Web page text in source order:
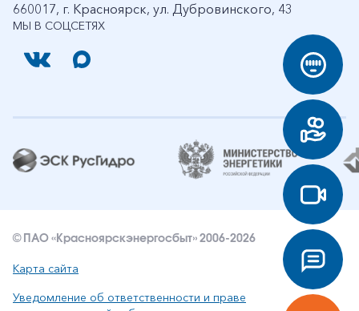
МЫ В СОЦСЕТЯХ
660017, г. Красноярск, ул. Дубровинского, 43
© ПАО «Красноярскэнергосбыт» 2006-2026
Карта сайта
Уведомление об ответственности и праве